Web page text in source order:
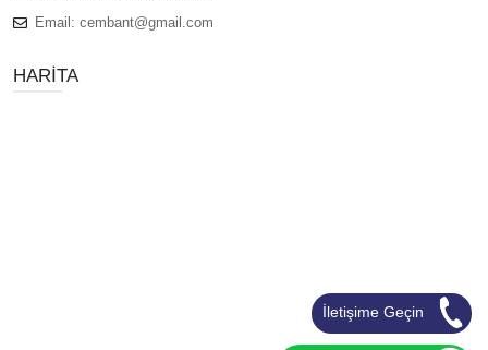
Email: cembant@gmail.com
HARITA
İletişime Geçin